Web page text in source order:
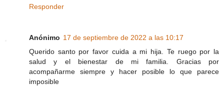
Responder
Anónimo 17 de septiembre de 2022 a las 10:17
Querido santo por favor cuida a mi hija. Te ruego por la
salud y el bienestar de mi familia. Gracias por
acompañarme siempre y hacer posible lo que parece
imposible